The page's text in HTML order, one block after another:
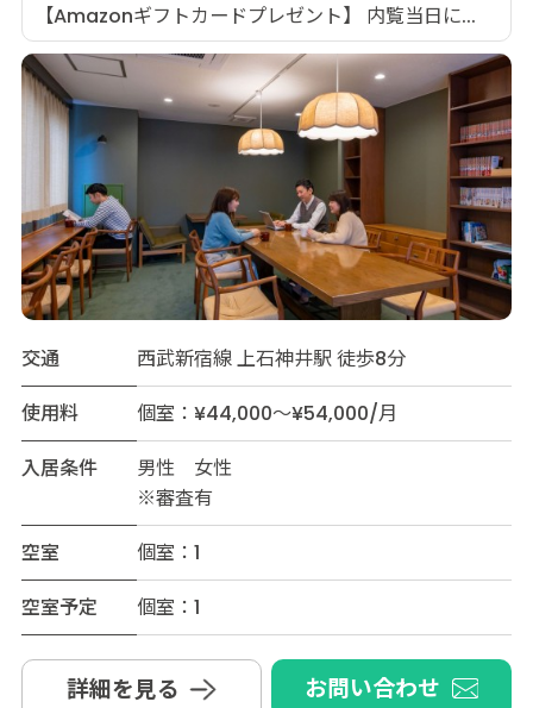
【Amazonギフトカードプレゼント】 内覧当日に...
交通
西武新宿線 上石神井駅 徒歩8分
使用料
個室：¥44,000～¥54,000/月
入居条件
男性 女性
※審査有
空室
個室：1
空室予定
個室：1
詳細を見る お問い合わせ